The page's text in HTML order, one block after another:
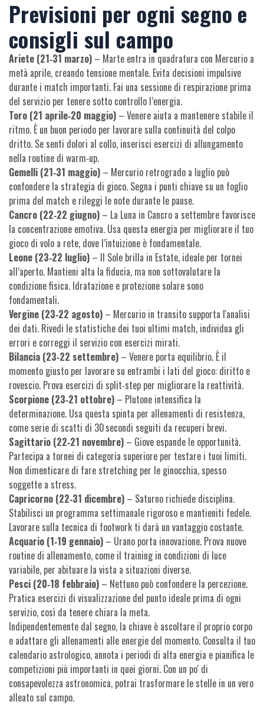
Previsioni per ogni segno e
consigli sul campo
Ariete (21‑31 marzo) – Marte entra in quadratura con Mercurio a
metà aprile, creando tensione mentale. Evita decisioni impulsive
durante i match importanti. Fai una sessione di respirazione prima
del servizio per tenere sotto controllo l’energia.
Toro (21 aprile‑20 maggio) – Venere aiuta a mantenere stabile il
ritmo. È un buon periodo per lavorare sulla continuità del colpo
dritto. Se senti dolori al collo, inserisci esercizi di allungamento
nella routine di warm‑up.
Gemelli (21‑31 maggio) – Mercurio retrogrado a luglio può
confondere la strategia di gioco. Segna i punti chiave su un foglio
prima del match e rileggi le note durante le pause.
Cancro (22‑22 giugno) – La Luna in Cancro a settembre favorisce
la concentrazione emotiva. Usa questa energia per migliorare il tuo
gioco di volo a rete, dove l’intuizione è fondamentale.
Leone (23‑22 luglio) – Il Sole brilla in Estate, ideale per tornei
all’aperto. Mantieni alta la fiducia, ma non sottovalutare la
condizione fisica. Idratazione e protezione solare sono
fondamentali.
Vergine (23‑22 agosto) – Mercurio in transito supporta l'analisi
dei dati. Rivedi le statistiche dei tuoi ultimi match, individua gli
errori e correggi il servizio con esercizi mirati.
Bilancia (23‑22 settembre) – Venere porta equilibrio. È il
momento giusto per lavorare su entrambi i lati del gioco: diritto e
rovescio. Prova esercizi di split‑step per migliorare la reattività.
Scorpione (23‑21 ottobre) – Plutone intensifica la
determinazione. Usa questa spinta per allenamenti di resistenza,
come serie di scatti di 30 secondi seguiti da recuperi brevi.
Sagittario (22‑21 novembre) – Giove espande le opportunità.
Partecipa a tornei di categoria superiore per testare i tuoi limiti.
Non dimenticare di fare stretching per le ginocchia, spesso
soggette a stress.
Capricorno (22‑31 dicembre) – Saturno richiede disciplina.
Stabilisci un programma settimanale rigoroso e mantieniti fedele.
Lavorare sulla tecnica di footwork ti darà un vantaggio costante.
Acquario (1‑19 gennaio) – Urano porta innovazione. Prova nuove
routine di allenamento, come il training in condizioni di luce
variabile, per abituare la vista a situazioni diverse.
Pesci (20‑18 febbraio) – Nettuno può confondere la percezione.
Pratica esercizi di visualizzazione del punto ideale prima di ogni
servizio, così da tenere chiara la meta.
Indipendentemente dal segno, la chiave è ascoltare il proprio corpo
e adattare gli allenamenti alle energie del momento. Consulta il tuo
calendario astrologico, annota i periodi di alta energia e pianifica le
competizioni più importanti in quei giorni. Con un po' di
consapevolezza astronomica, potrai trasformare le stelle in un vero
alleato sul campo.